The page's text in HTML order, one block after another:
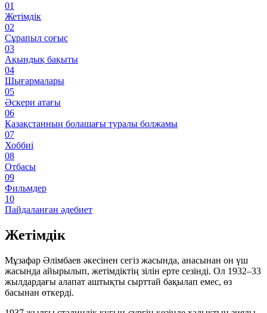
01
Жетімдік
02
Сұрапыл соғыс
03
Ақындық бақыты
04
Шығармалары
05
Әскери атағы
06
Қазақстанның болашағы туралы болжамы
07
Хоббиі
08
Отбасы
09
Фильмдер
10
Пайдаланған әдебиет
Жетімдік
Мұзафар Әлімбаев әкесінен сегіз жасында, анасынан он үш
жасында айырылып, жетімдіктің зілін ерте сезінді. Ол 1932–33
жылдардағы алапат аштықты сырттай бақылап емес, өз
басынан өткерді.